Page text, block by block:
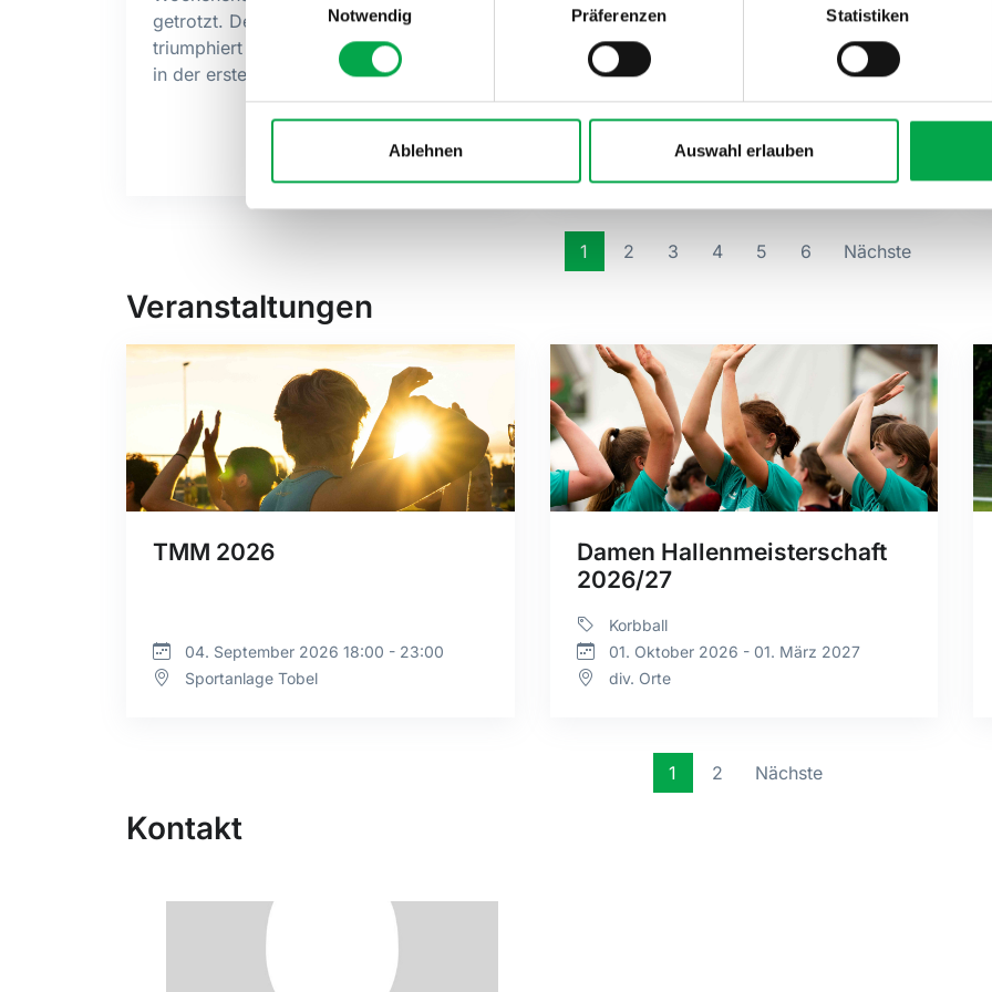
Notwendig
Präferenzen Statistiken
Ablehnen Auswahl erlauben
getrotzt. Der DTV Zihlschlacht
triumphiert in der zweiten Stärkeklasse,
in der ersten verpasst ETF-Sieg...
Wettkampf-Kombinationen und
hochsommerliche Temperaturen
sorgten für aussergewöhnliche
Voraussetzungen im Vereinswettkampf
der Frauen/Männer und Senioren. Die
1 2 3 4 5 6 Nächste
Veranstaltungen
TMM 2026
04. September 2026 18:00 - 23:00
Sportanlage Tobel
Damen Hallenmeisterschaft
2026/27
Korbball
01. Oktober 2026 - 01. März 2027
div. Orte
1 2 Nächste
Kontakt